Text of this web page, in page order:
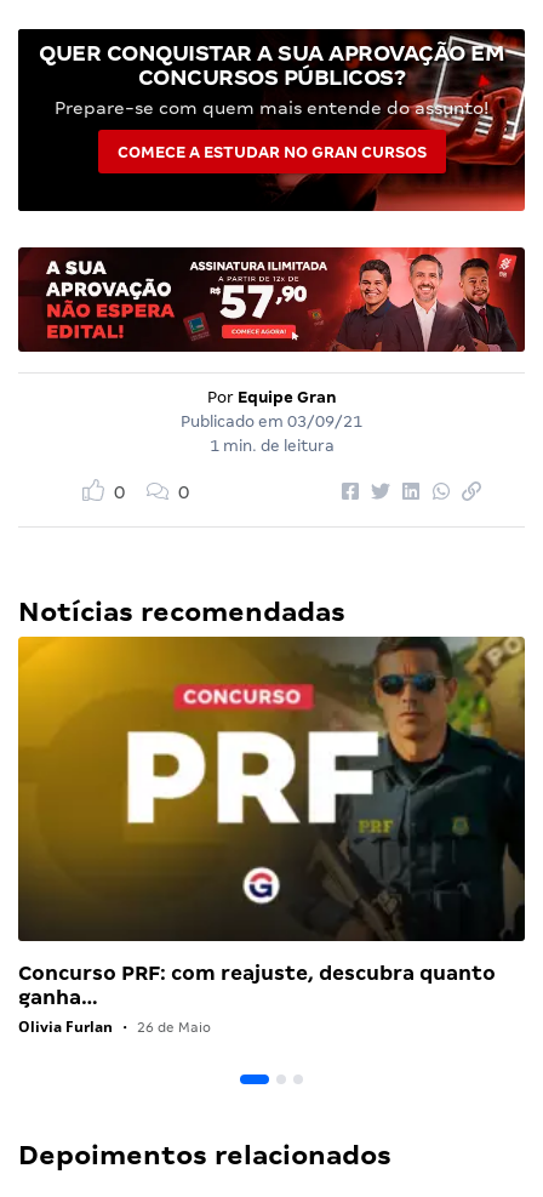
QUER CONQUISTAR A SUA APROVAÇÃO EM
CONCURSOS PÚBLICOS?
Prepare-se com quem mais entende do assunto!
COMECE A ESTUDAR NO GRAN CURSOS
Por Equipe Gran
Publicado em 03/09/21
1 min. de leitura
0 0
Notícias recomendadas
Concurso PRF: com reajuste, descubra quanto
ganha…
Olivia Furlan • 26 de Maio
Depoimentos relacionados